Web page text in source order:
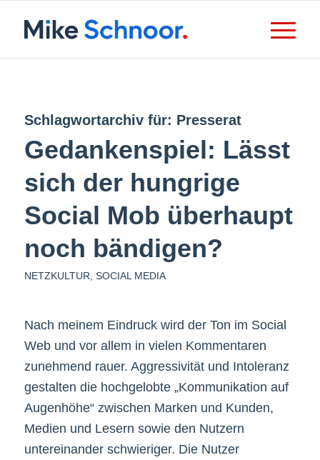
Schlagwortarchiv für: Presserat
Gedankenspiel: Lässt
sich der hungrige
Social Mob überhaupt
noch bändigen?
NETZKULTUR SOCIAL MEDIA
Nach meinem Eindruck wird der Ton im Social
Web und vor allem in vielen Kommentaren
zunehmend rauer. Aggressivität und Intoleranz
gestalten die hochgelobte „Kommunikation auf
Augenhöhe“ zwischen Marken und Kunden,
Medien und Lesern sowie den Nutzern
untereinander schwieriger. Die Nutzer